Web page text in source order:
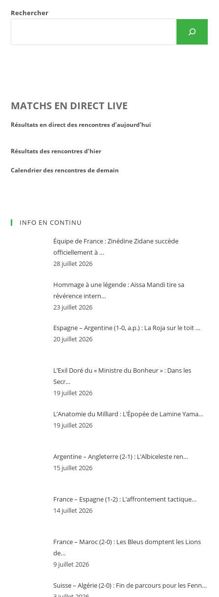
Rechercher
MATCHS EN DIRECT LIVE
Résultats en direct des rencontres d’aujourd’hui
Résultats des rencontres d’hier
Calendrier des rencontres de demain
INFO EN CONTINU
Équipe de France : Zinédine Zidane succède
officiellement à …
28 juillet 2026
Hommage à une légende : Aïssa Mandi tire sa
révérence intern…
23 juillet 2026
Espagne – Argentine (1-0, a.p.) : La Roja sur le toit …
20 juillet 2026
L’Exil Doré du « Ministre du Bonheur » : Dans les
Secr…
19 juillet 2026
L’Anatomie du Milliard : L’Épopée de Lamine Yama…
19 juillet 2026
Argentine – Angleterre (2-1) : L’Albiceleste ren…
15 juillet 2026
France – Espagne (1-2) : L’affrontement tactique…
14 juillet 2026
France – Maroc (2-0) : Les Bleus domptent les Lions
de…
9 juillet 2026
Suisse – Algérie (2-0) : Fin de parcours pour les Fenn…